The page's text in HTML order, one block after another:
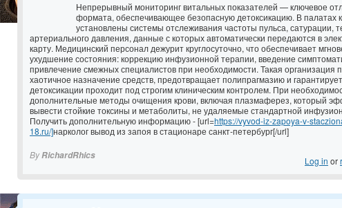
Непрерывный мониторинг витальных показателей — ключевое
формата, обеспечивающее безопасную детоксикацию. В палатах
установлены системы отслеживания частоты пульса, сатурации,
артериального давления, данные с которых автоматически передаются в
карту. Медицинский персонал дежурит круглосуточно, что обеспечивает
ухудшение состояния: коррекцию инфузионной терапии, введение
привлечение смежных специалистов при необходимости. Такая организация
хаотичное назначение средств, предотвращает полипрагмазию и
детоксикации проходит под строгим клиническим контролем. При
дополнительные методы очищения крови, включая плазмаферез, который
вывести стойкие токсины и метаболиты, не удаляемые стандартной
Получить дополнительную информацию - [url=https://vyvod-iz-zapoya-v-
18.ru/]нарколог вывод из запоя в стационаре санкт-петербург[/url]
ByRichardRhics Log in or